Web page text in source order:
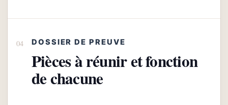
DOSSIER DE PREUVE
Pièces à réunir et fonction
de chacune